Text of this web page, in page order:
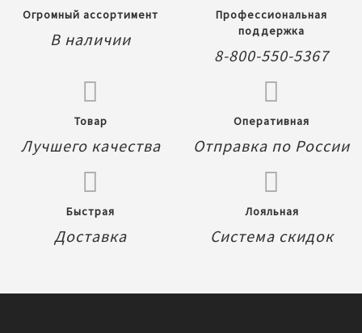
Огромный ассортимент
В наличии
Профессиональная
поддержка
8-800-550-5367
Товар
Лучшего качества
Оперативная
Отправка по России
Быстрая
Доставка
Лояльная
Система скидок